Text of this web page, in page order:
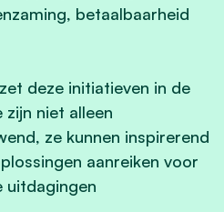
betaalbaarheid
deze initiatieven in de
niet alleen
ze kunnen inspirerend
aanreiken voor
uitdagingen